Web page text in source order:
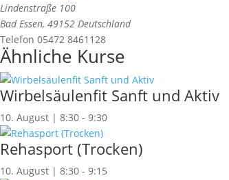
Lindenstraße 100
Bad Essen, 49152 Deutschland
Telefon 05472 8461128
Ähnliche Kurse
Wirbelsäulenfit Sanft und Aktiv
10. August | 8:30 - 9:30
Rehasport (Trocken)
10. August | 8:30 - 9:15